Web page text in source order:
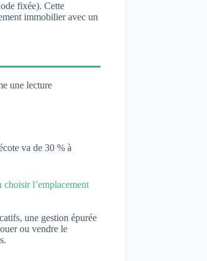
fixée). Cette
immobilier avec un
une lecture
va de 30 % à
choisir l’emplacement
une gestion épurée
ou vendre le